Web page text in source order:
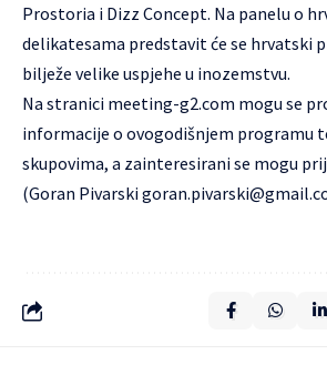
Prostoria i Dizz Concept. Na panelu o
delikatesama predstavit će se hrvatski
bilježe velike uspjehe u inozemstvu.
Na stranici meeting-g2.com mogu se
informacije o ovogodišnjem programu
skupovima, a zainteresirani se mogu
(Goran Pivarski